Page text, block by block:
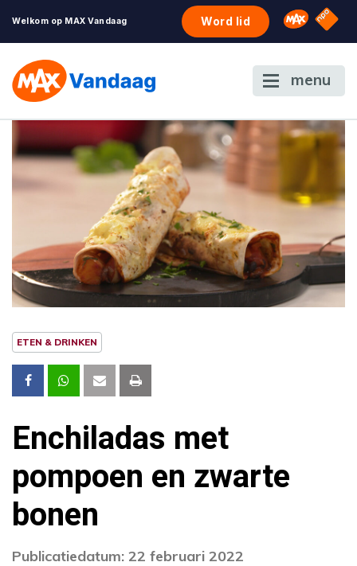
Welkom op MAX Vandaag Word lid Omroep
NPO
menu
ETEN & DRINKEN
Enchiladas met
pompoen en zwarte
bonen
Publicatiedatum: 22 februari 2022